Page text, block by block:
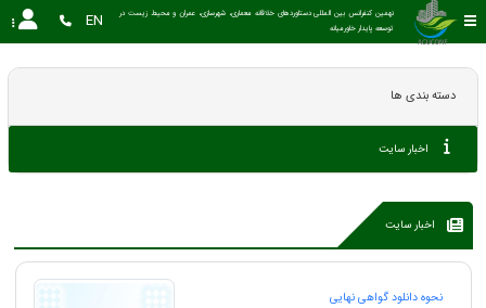
توسعه پایدار خاورمیانه
EN
دسته بندی ها
اخبار سایت
اخبار سایت
نحوه دانلود گواهی نهایی